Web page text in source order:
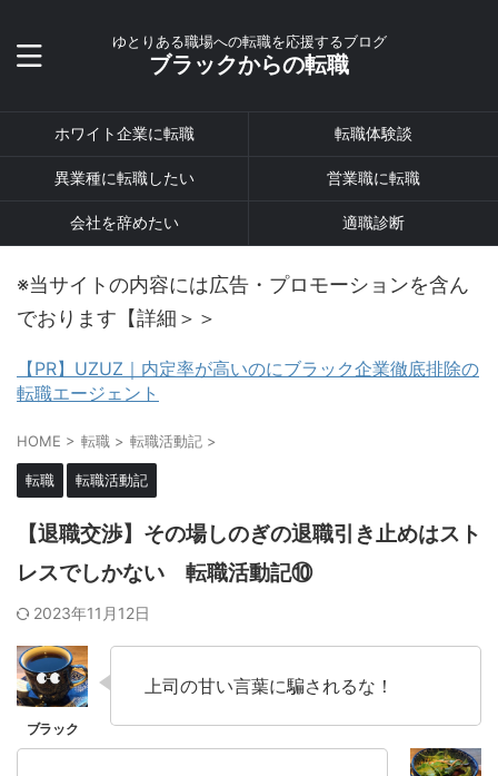
ゆとりある職場への転職を応援するブログ
ブラックからの転職
ホワイト企業に転職 転職体験談
異業種に転職したい 営業職に転職
会社を辞めたい 適職診断
※当サイトの内容には広告・プロモーションを含ん
でおります【詳細＞＞
【PR】UZUZ｜内定率が高いのにブラック企業徹底排除の
転職エージェント
HOME > 転職 > 転職活動記 >
転職 転職活動記
【退職交渉】その場しのぎの退職引き止めはスト
レスでしかない 転職活動記⑩
2023年11月12日
上司の甘い言葉に騙されるな！